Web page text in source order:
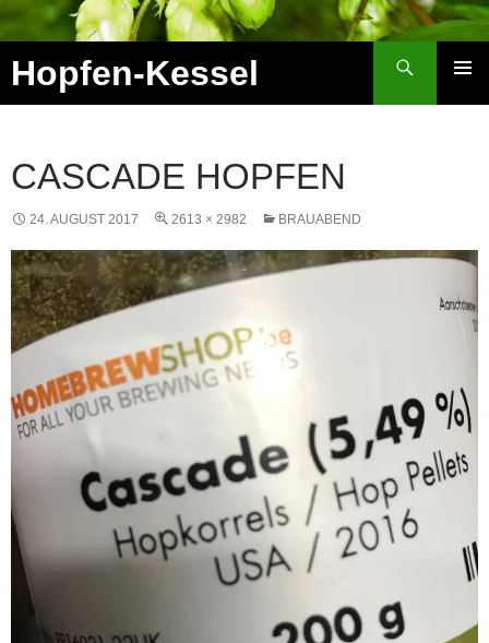
Zum
Inhalt
springen
Hopfen-Kessel
CASCADE HOPFEN
24. AUGUST 2017 2613 × 2982 BRAUABEND